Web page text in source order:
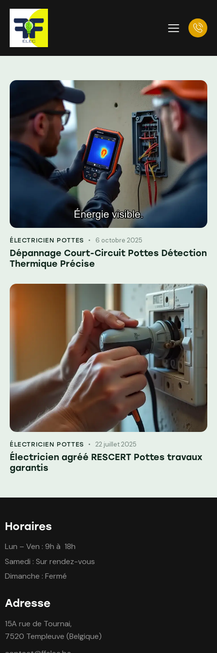
ÉLECTRICIEN POTTES 6 octobre 2025
Dépannage Court-Circuit Pottes Détection
Thermique Précise
ÉLECTRICIEN POTTES 22 juillet 2025
Électricien agréé RESCERT Pottes travaux
garantis
Horaires
Lun – Ven : 9h à 18h
Samedi : Sur rendez-vous
Dimanche : Fermé
Adresse
15A rue de Tournai,
7520 Templeuve (Belgique)